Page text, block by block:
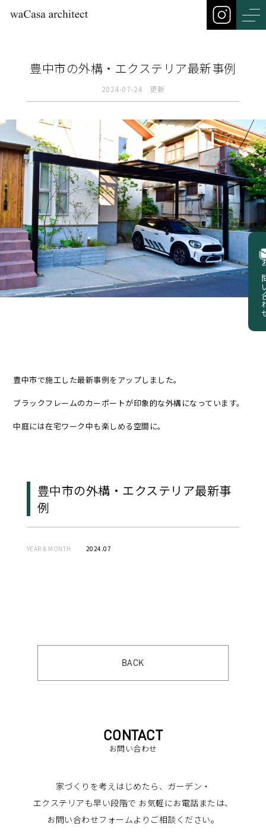
お
豊中市の外構・エクステリア最新事例
2024-07-24 更新
豊中市で施工した最新事例をアップしました。
ブラックフレームのカーポートが印象的な外構になっています。
中庭には在宅ワーク中も楽しめる空間に。
豊中市の外構・エクステリア最新事
例
YEAR & MONTH 2024.07
BACK
CONTACT
お問い合わせ
家づくりを考えはじめたら、ガーデン・
エクステリアも早い段階で お気軽にお電話または、
お問い合わせフォームよりご相談ください。